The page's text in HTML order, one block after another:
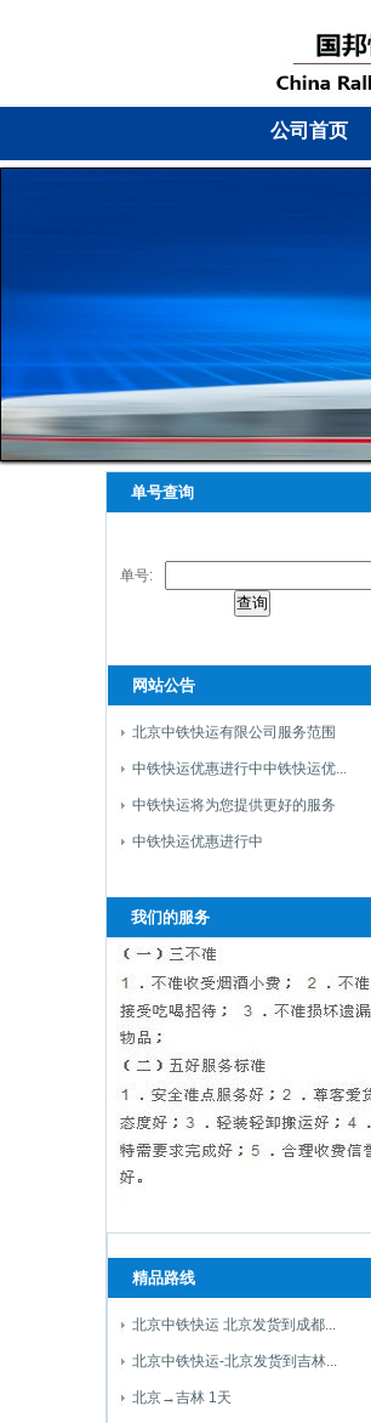
公司首页
单号查询
单号:
网站公告
北京中铁快运有限公司服务范围
中铁快运优惠进行中中铁快运优...
中铁快运将为您提供更好的服务
中铁快运优惠进行中
我们的服务
精品路线
北京中铁快运 北京发货到成都...
北京中铁快运-北京发货到吉林...
北京→吉林 1天